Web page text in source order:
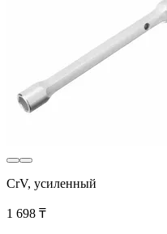
CrV, усиленный
1 698 ₸